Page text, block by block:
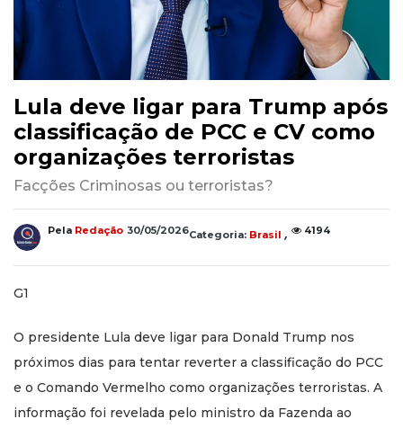
Lula deve ligar para Trump após
classificação de PCC e CV como
organizações terroristas
Facções Criminosas ou terroristas?
Pela Redação 30/05/2026Categoria: Brasil , 4194
G1
O presidente Lula deve ligar para Donald Trump nos
próximos dias para tentar reverter a classificação do PCC
e o Comando Vermelho como organizações terroristas. A
informação foi revelada pelo ministro da Fazenda ao